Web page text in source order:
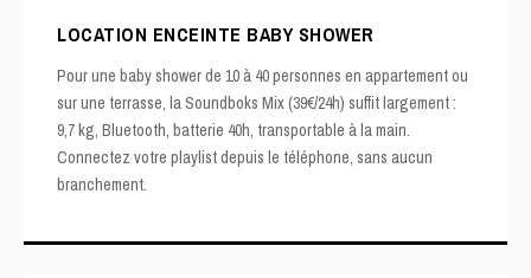
LOCATION ENCEINTE BABY SHOWER
Pour une baby shower de 10 à 40 personnes en appartement ou
sur une terrasse, laSoundboks Mix (39€/24h) suffit largement :
9,7 kg, Bluetooth, batterie 40h, transportable à la main.
Connectez votre playlist depuis le téléphone, sans aucun
branchement.